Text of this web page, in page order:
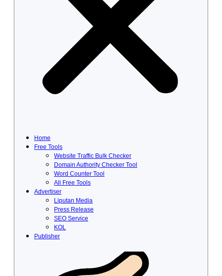
Home
Free Tools
Website Traffic Bulk Checker
Domain Authority Checker Tool
Word Counter Tool
All Free Tools
Advertiser
Liputan Media
Press Release
SEO Service
KOL
Publisher